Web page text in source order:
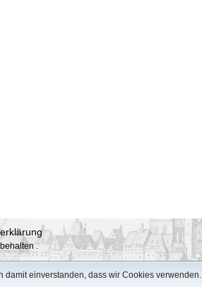
damit einverstanden, dass wir Cookies verwenden.
.